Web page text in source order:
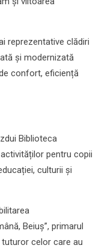
reprezentative clădiri
și modernizată
confort, eficiență
Biblioteca
pentru copii
culturii și
Beiuș”, primarul
celor care au